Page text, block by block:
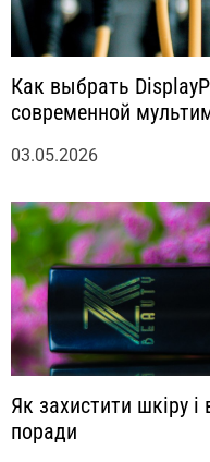
Как выбрать
современной
03.05.2026
Як захистити шкіру
поради